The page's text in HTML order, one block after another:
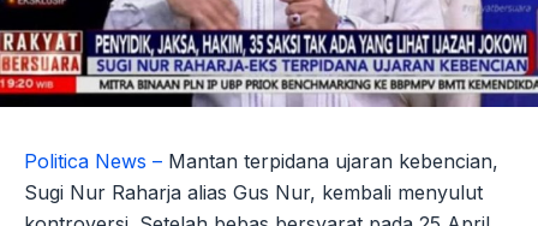
Politica News – Mantan terpidana ujaran kebencian,
Sugi Nur Raharja alias Gus Nur, kembali menyulut